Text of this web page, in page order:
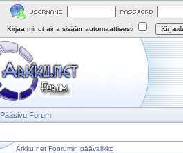
Kirjaa minut aina sisään automaattisesti
Pääsivu Forum
Arkku.net Foorumin päävalikko